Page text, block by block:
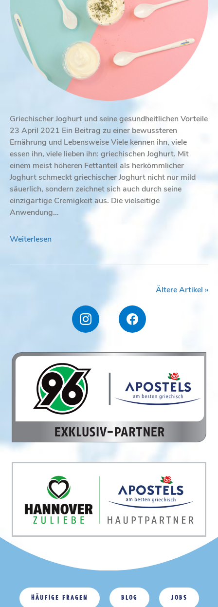
Griechischer Joghurt und seine gesundheitlichen Vorteile
23 April 2021 Ein Beitrag zu einer bewussteren
Ernährung und Lebensweise Viele kennen ihn, viele
essen ihn, viele lieben ihn: griechischen Joghurt. Mit
einem meist höheren Fettanteil als herkömmlicher
Joghurt schmeckt griechischer Joghurt nicht nur mild
säuerlich, sondern zeichnet sich auch durch seine
einzigartige Cremigkeit aus. Die vielseitige
Anwendung…
Weiterlesen
Ältere Artikel »
Häufige Fragen Blog Jobs